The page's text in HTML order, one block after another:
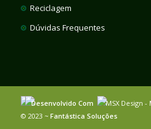
Reciclagem
Dúvidas Frequentes
Desenvolvido Com MSX Design
© 2023 ~ Fantástica Soluções